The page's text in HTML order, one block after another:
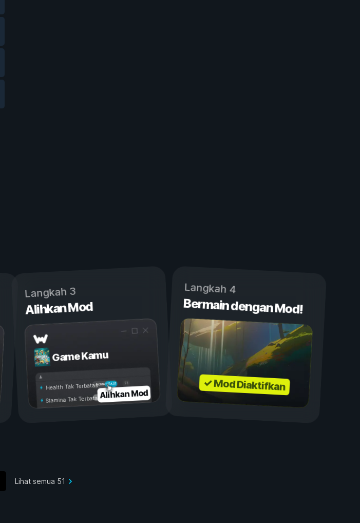
Langkah 3
Alihkan Mod
Game Kamu
Aktif
Nonaktif
Health Tak Terbatas
Stamina Tak TerbatasAlihkan Mod
Langkah 4
Bermain dengan Mod!
✓ Mod Diaktifkan
Lihat semua 51